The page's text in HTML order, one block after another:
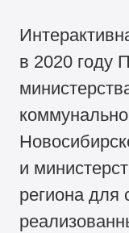
в 2020 году
и
региона для